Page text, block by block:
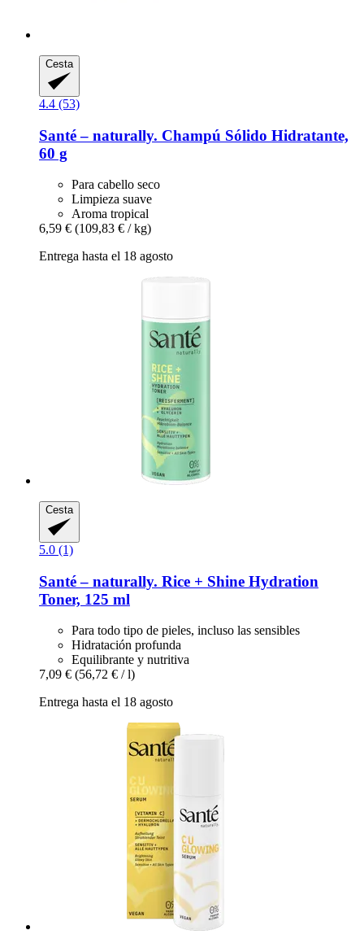
Cesta
4.4 (53)
Santé – naturally. Champú Sólido Hidratante,
60 g
Para cabello seco
Limpieza suave
Aroma tropical
6,59 € (109,83 € / kg)
Entrega hasta el 18 agosto
Cesta
5.0 (1)
Santé – naturally. Rice + Shine Hydration
Toner, 125 ml
Para todo tipo de pieles, incluso las sensibles
Hidratación profunda
Equilibrante y nutritiva
7,09 € (56,72 € / l)
Entrega hasta el 18 agosto